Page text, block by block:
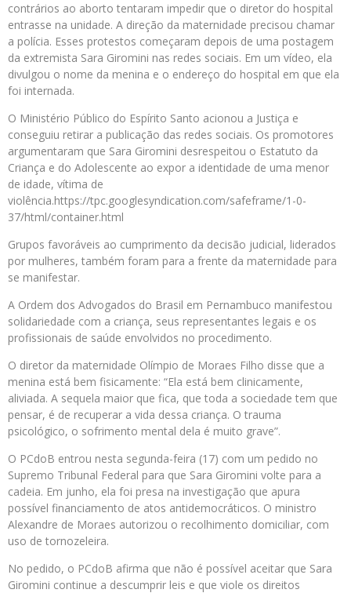
contrários ao aborto tentaram impedir que o diretor do hospital
entrasse na unidade. A direção da maternidade precisou chamar
a polícia. Esses protestos começaram depois de uma postagem
da extremista Sara Giromini nas redes sociais. Em um vídeo, ela
divulgou o nome da menina e o endereço do hospital em que ela
foi internada.
O Ministério Público do Espírito Santo acionou a Justiça e
conseguiu retirar a publicação das redes sociais. Os promotores
argumentaram que Sara Giromini desrespeitou o Estatuto da
Criança e do Adolescente ao expor a identidade de uma menor
de idade, vítima de
violência.https://tpc.googlesyndication.com/safeframe/1-0-
37/html/container.html
Grupos favoráveis ao cumprimento da decisão judicial, liderados
por mulheres, também foram para a frente da maternidade para
se manifestar.
A Ordem dos Advogados do Brasil em Pernambuco manifestou
solidariedade com a criança, seus representantes legais e os
profissionais de saúde envolvidos no procedimento.
O diretor da maternidade Olímpio de Moraes Filho disse que a
menina está bem fisicamente: “Ela está bem clinicamente,
aliviada. A sequela maior que fica, que toda a sociedade tem que
pensar, é de recuperar a vida dessa criança. O trauma
psicológico, o sofrimento mental dela é muito grave”.
O PCdoB entrou nesta segunda-feira (17) com um pedido no
Supremo Tribunal Federal para que Sara Giromini volte para a
cadeia. Em junho, ela foi presa na investigação que apura
possível financiamento de atos antidemocráticos. O ministro
Alexandre de Moraes autorizou o recolhimento domiciliar, com
uso de tornozeleira.
No pedido, o PCdoB afirma que não é possível aceitar que Sara
Giromini continue a descumprir leis e que viole os direitos